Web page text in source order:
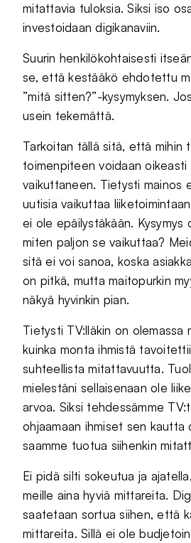
mitattavia tuloksia. Siksi iso
investoidaan digikanaviin.
Suurin henkilökohtaisesti
se, että kestääkö ehdotettu
”mitä sitten?”-kysymyksen.
usein tekemättä.
Tarkoitan tällä sitä, että mihin
toimenpiteen voidaan oikeasti
vaikuttaneen. Tietysti mainos
uutisia vaikuttaa
ei ole epäilystäkään. Kysymys
miten paljon se vaikuttaa?
sitä ei voi sanoa, koska
on pitkä, mutta maitopurkin
näkyä hyvinkin pian.
Tietysti TV:lläkin on olemassa
kuinka monta ihmistä
suhteellista mitattavuutta.
mielestäni sellaisenaan ole
arvoa. Siksi tehdessämme
ohjaamaan ihmiset sen kautta
saamme tuotua siihenkin
Ei pidä silti sokeutua ja
meille aina hyviä mittareita.
saatetaan sortua siihen, että
mittareita. Sillä ei ole